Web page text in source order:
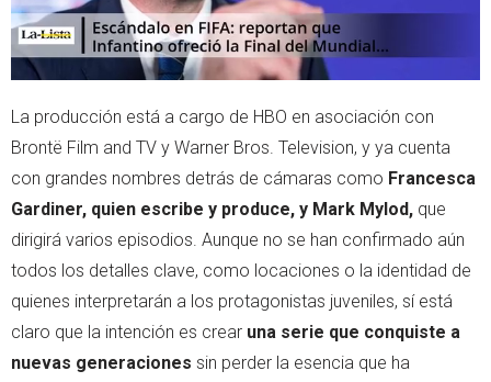
La producción está a cargo de HBO en asociación con
Brontë Film and TV y Warner Bros. Television, y ya cuenta
con grandes nombres detrás de cámaras como Francesca
Gardiner, quien escribe y produce, y Mark Mylod, que
dirigirá varios episodios. Aunque no se han confirmado aún
todos los detalles clave, como locaciones o la identidad de
quienes interpretarán a los protagonistas juveniles, sí está
claro que la intención es crear una serie que conquiste a
nuevas generaciones sin perder la esencia que ha